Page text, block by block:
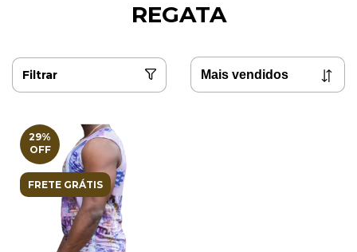
REGATA
Filtrar
29%
OFF
FRETE GRÁTIS